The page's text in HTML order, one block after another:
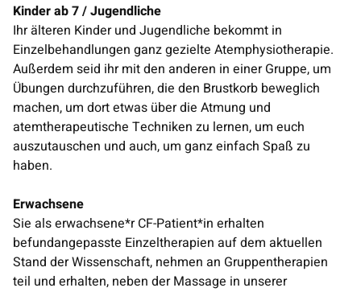
Kinder ab 7 / Jugendliche
Ihr älteren Kinder und Jugendliche bekommt in
Einzelbehandlungen ganz gezielte Atemphysiotherapie.
Außerdem seid ihr mit den anderen in einer Gruppe, um
Übungen durchzuführen, die den Brustkorb beweglich
machen, um dort etwas über die Atmung und
atemtherapeutische Techniken zu lernen, um euch
auszutauschen und auch, um ganz einfach Spaß zu
haben.
Erwachsene
Sie als erwachsene*r CF-Patient*in erhalten
befundangepasste Einzeltherapien auf dem aktuellen
Stand der Wissenschaft, nehmen an Gruppentherapien
teil und erhalten, neben der Massage in unserer